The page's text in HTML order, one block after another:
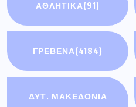
ΑΘΛΗΤΙΚΆ(91)
ΓΡΕΒΕΝΑ(4184)
ΔΥΤ. ΜΑΚΕΔΟΝΙΑ